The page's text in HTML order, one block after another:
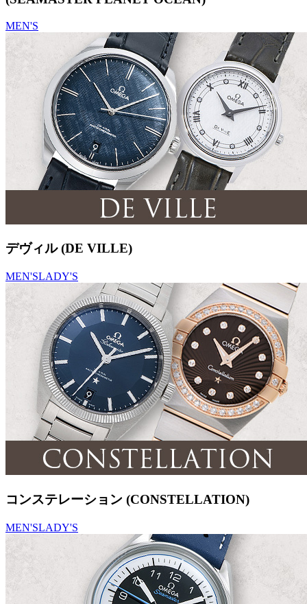
MEN'S
デヴィル (DE VILLE)
MEN'SLADY'S
コンステレーション (CONSTELLATION)
MEN'SLADY'S